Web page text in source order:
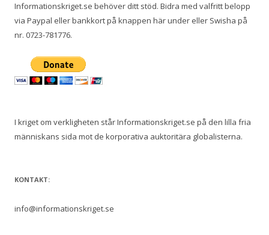
Informationskriget.se behöver ditt stöd. Bidra med valfritt belopp
via Paypal eller bankkort på knappen här under eller Swisha på
nr. 0723-781776.
I kriget om verkligheten står Informationskriget.se på den lilla fria
människans sida mot de korporativa auktoritära globalisterna.
KONTAKT:
info@informationskriget.se